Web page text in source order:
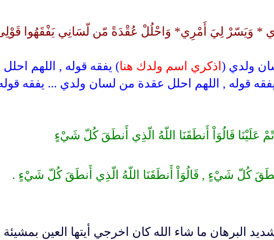
وَيَسّرْ لِيَ أَمْرِي* وَاحْلُلْ عُقْدَةً مّن لّسَانِي يَفْقَهُوا
ولدي ( اذكري اسم ولدك هنا) يفقه قوله , اللهم احلل
قوله , اللهم احلل عقدة من لسان ولدي ... يفقه
عَلَيْنَا قَالُوَاْ أَنطَقَنَا اللّهُ الّذِي أَنطَقَ كُلّ شَيْءٍ
أَنطَقَ كُلّ شَيْءٍ , قَالُوَاْ أَنطَقَنَا اللّهُ الّذِي أَنطَقَ كُلّ شَيْءٍ .
البرهان ما شاء الله كان اخرجي أيتها العين